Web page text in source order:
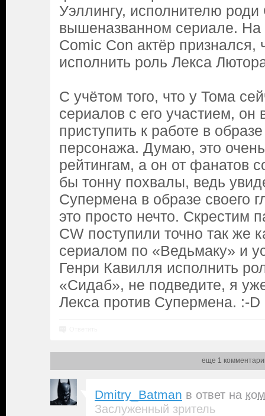
Уэллингу, исполнителю
вышеназванном сериале. На
Comic Con актёр признался,
исполнить роль Лекса
С учётом того, что у Тома
сериалов с его участием, он
приступить к работе в
персонажа. Думаю, это
рейтингам, а он от фанатов
бы тонну похвалы, ведь
Супермена в образе своего
это просто нечто. Скрестим
CW поступили точно так же
сериалом по «Ведьмаку» и
Генри Кавилля исполнить
«Сидаб», не подведите, я
Лекса против Супермена. :-D
еще 1
Dmitry_Batman в ответ на
Заслуженный зритель